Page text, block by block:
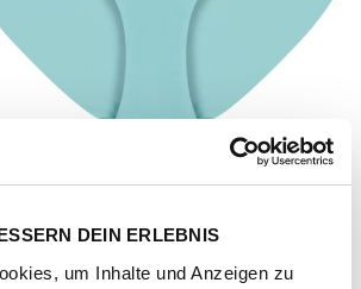
DEIN ERLEBNIS
um Inhalte und Anzeigen zu